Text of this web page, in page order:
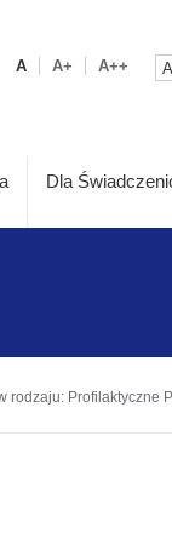
A A+ A++ A
Dla
rodzaju: Profilaktyczne